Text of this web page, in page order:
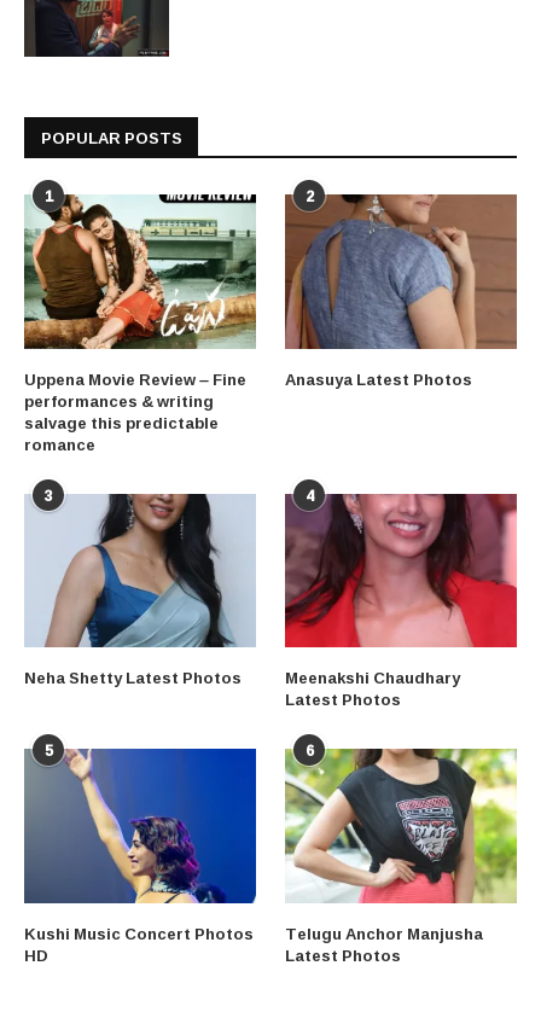
POPULAR POSTS
1
Uppena Movie Review – Fine
performances & writing
salvage this predictable
romance
2
Anasuya Latest Photos
3
Neha Shetty Latest Photos
4
Meenakshi Chaudhary
Latest Photos
5
Kushi Music Concert Photos
HD
6
Telugu Anchor Manjusha
Latest Photos